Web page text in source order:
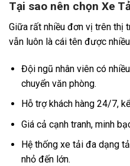
Tại sao nên chọn Xe
Giữa rất nhiều đơn vị trên thị
vẫn luôn là cái tên được
Đội ngũ nhân viên có
chuyển văn phòng.
Hỗ trợ khách hàng 24/7,
Giá cả cạnh tranh, minh
Hệ thống xe tải đa dạng
nhỏ đến lớn.